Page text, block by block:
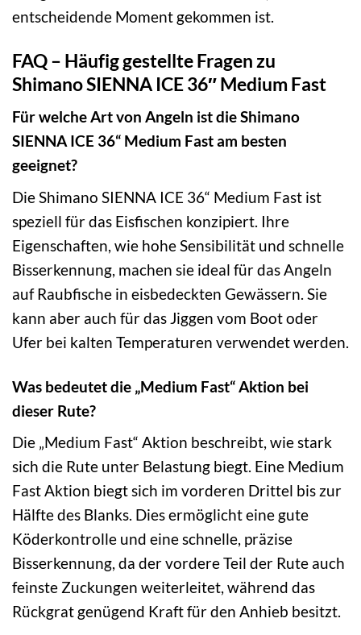
entscheidende Moment gekommen ist.
FAQ – Häufig gestellte Fragen zu
Shimano SIENNA ICE 36″ Medium Fast
Für welche Art von Angeln ist die Shimano
SIENNA ICE 36“ Medium Fast am besten
geeignet?
Die Shimano SIENNA ICE 36“ Medium Fast ist
speziell für das Eisfischen konzipiert. Ihre
Eigenschaften, wie hohe Sensibilität und schnelle
Bisserkennung, machen sie ideal für das Angeln
auf Raubfische in eisbedeckten Gewässern. Sie
kann aber auch für das Jiggen vom Boot oder
Ufer bei kalten Temperaturen verwendet werden.
Was bedeutet die „Medium Fast“ Aktion bei
dieser Rute?
Die „Medium Fast“ Aktion beschreibt, wie stark
sich die Rute unter Belastung biegt. Eine Medium
Fast Aktion biegt sich im vorderen Drittel bis zur
Hälfte des Blanks. Dies ermöglicht eine gute
Köderkontrolle und eine schnelle, präzise
Bisserkennung, da der vordere Teil der Rute auch
feinste Zuckungen weiterleitet, während das
Rückgrat genügend Kraft für den Anhieb besitzt.